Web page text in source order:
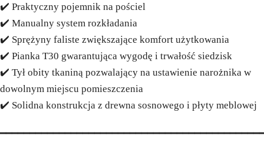
✔️ Praktyczny pojemnik na pościel
✔️ Manualny system rozkładania
✔️ Sprężyny faliste zwiększające komfort użytkowania
✔️ Pianka T30 gwarantująca wygodę i trwałość siedzisk
✔️ Tył obity tkaniną pozwalający na ustawienie narożnika w
dowolnym miejscu pomieszczenia
✔️ Solidna konstrukcja z drewna sosnowego i płyty meblowej